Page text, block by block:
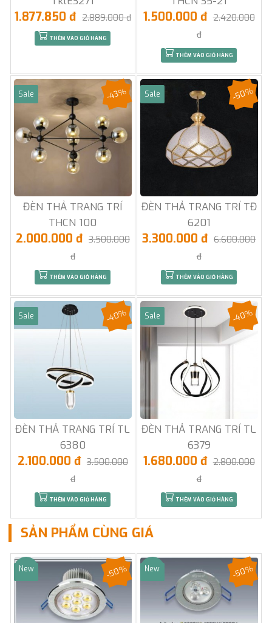
1.877.850 đ 2.889.000 đ
THÊM VÀO GIỎ HÀNG
1.500.000 đ 2.420.000
đ
THÊM VÀO GIỎ HÀNG
Sale
ĐÈN THẢ TRANG TRÍ
THCN 100
-43%
2.000.000 đ 3.500.000
đ
THÊM VÀO GIỎ HÀNG
Sale
ĐÈN THẢ TRANG TRÍ TĐ
6201
-50%
3.300.000 đ 6.600.000
đ
THÊM VÀO GIỎ HÀNG
Sale
ĐÈN THẢ TRANG TRÍ TL
6380
-40%
2.100.000 đ 3.500.000
đ
THÊM VÀO GIỎ HÀNG
Sale
ĐÈN THẢ TRANG TRÍ TL
6379
-40%
1.680.000 đ 2.800.000
đ
THÊM VÀO GIỎ HÀNG
SẢN PHẨM CÙNG GIÁ
Sale
New -50% Sale
New -50%